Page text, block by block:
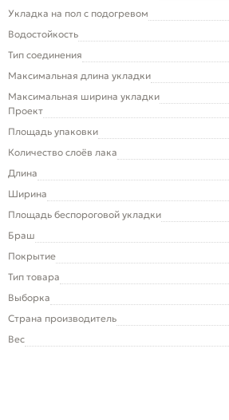
Укладка на пол c подогревом
Водостойкость
Тип соединения
Максимальная длина укладки
Максимальная ширина укладки
Проект
Площадь упаковки
Количество слоёв лака
Длина
Ширина
Площадь беспороговой укладки
Браш
Покрытие
Тип товара
Выборка
Страна производитель
Вес